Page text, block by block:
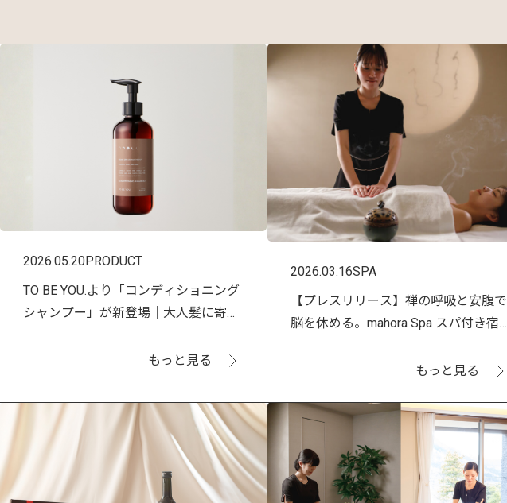
2026.05.20PRODUCT
TO BE YOU.より「コンディショニング
シャンプー」が新登場｜大人髪に寄り
もっと見る
2026.03.16SPA
【プレスリリース】禅の呼吸と安腹で
脳を休める。mahora Spa スパ付き宿
もっと見る